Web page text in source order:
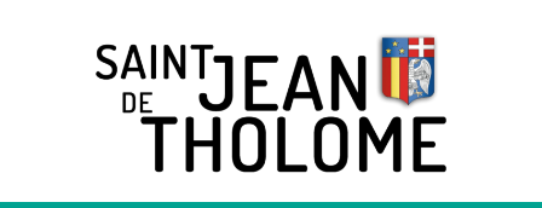
Saint Jean de Tholome
Site officiel